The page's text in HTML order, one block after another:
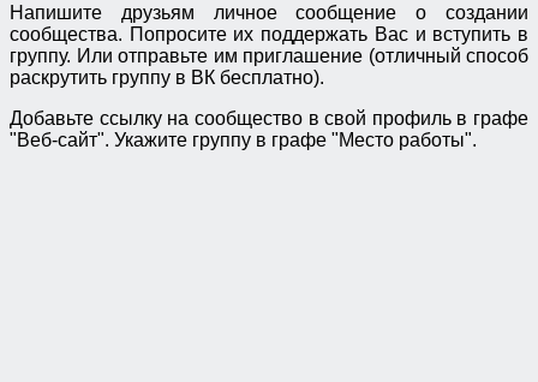
Напишите друзьям личное сообщение о создании
сообщества. Попросите их поддержать Вас и вступить в
группу. Или отправьте им приглашение (отличный способ
раскрутить группу в ВК бесплатно).
Добавьте ссылку на сообщество в свой профиль в графе
"Веб-сайт". Укажите группу в графе "Место работы".